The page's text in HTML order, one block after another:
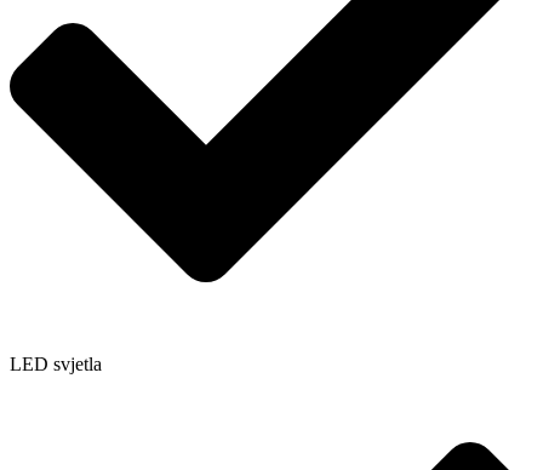
LED svjetla